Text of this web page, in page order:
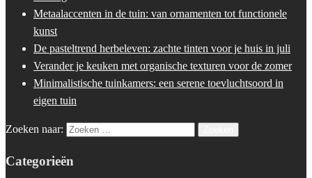
Metaalaccenten in de tuin: van ornamenten tot functionele
kunst
De pasteltrend herbeleven: zachte tinten voor je huis in juli
Verander je keuken met organische texturen voor de zomer
Minimalistische tuinkamers: een serene toevluchtsoord in
eigen tuin
Zoeken naar:
Categorieën